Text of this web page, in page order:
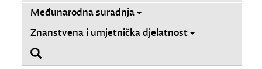
Međunarodna suradnja
Znanstvena i umjetnička djelatnost